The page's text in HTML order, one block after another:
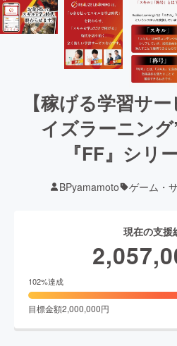
【稼げる学習サ
イズラーニン
『FF』シリ
BPyamamoto ゲーム・
現在の支援
102%達成
目標金額2,000,000円